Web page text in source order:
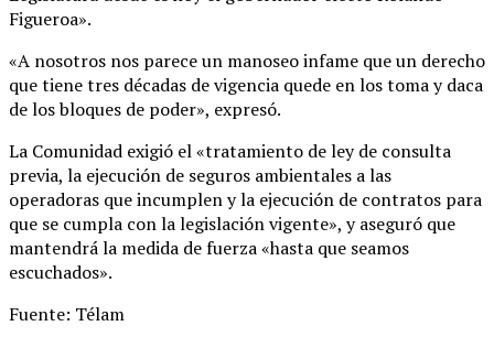
Figueroa».
«A nosotros nos parece un manoseo infame que un derecho
que tiene tres décadas de vigencia quede en los toma y daca
de los bloques de poder», expresó.
La Comunidad exigió el «tratamiento de ley de consulta
previa, la ejecución de seguros ambientales a las
operadoras que incumplen y la ejecución de contratos para
que se cumpla con la legislación vigente», y aseguró que
mantendrá la medida de fuerza «hasta que seamos
escuchados».
Fuente: Télam